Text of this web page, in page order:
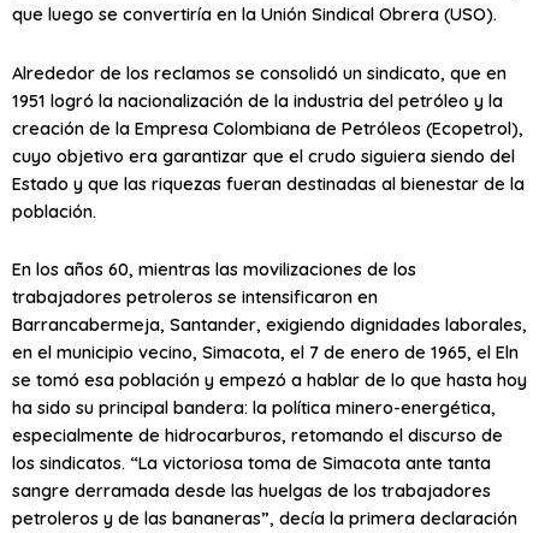
que luego se convertiría en la Unión Sindical Obrera (USO).
Alrededor de los reclamos se consolidó un sindicato, que en
1951 logró la nacionalización de la industria del petróleo y la
creación de la Empresa Colombiana de Petróleos (Ecopetrol),
cuyo objetivo era garantizar que el crudo siguiera siendo del
Estado y que las riquezas fueran destinadas al bienestar de la
población.
En los años 60, mientras las movilizaciones de los
trabajadores petroleros se intensificaron en
Barrancabermeja, Santander, exigiendo dignidades laborales,
en el municipio vecino, Simacota, el 7 de enero de 1965, el Eln
se tomó esa población y empezó a hablar de lo que hasta hoy
ha sido su principal bandera: la política minero-energética,
especialmente de hidrocarburos, retomando el discurso de
los sindicatos. “La victoriosa toma de Simacota ante tanta
sangre derramada desde las huelgas de los trabajadores
petroleros y de las bananeras”, decía la primera declaración